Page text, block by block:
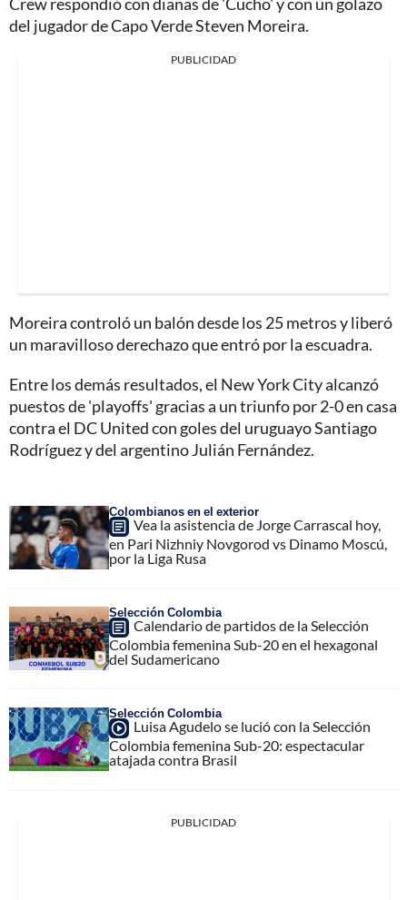
del jugador de Capo Verde Steven Moreira.
PUBLICIDAD
Moreira controló un balón desde los 25 metros y liberó
un maravilloso derechazo que entró por la escuadra.
Entre los demás resultados, el New York City alcanzó
puestos de 'playoffs' gracias a un triunfo por 2-0 en casa
contra el DC United con goles del uruguayo Santiago
Rodríguez y del argentino Julián Fernández.
Colombianos en el exterior
Vea la asistencia de Jorge Carrascal hoy,
en Pari Nizhniy Novgorod vs Dinamo Moscú,
por la Liga Rusa
Selección Colombia
Calendario de partidos de la Selección
Colombia femenina Sub-20 en el hexagonal
del Sudamericano
Selección Colombia
Luisa Agudelo se lució con la Selección
Colombia femenina Sub-20: espectacular
atajada contra Brasil
PUBLICIDAD